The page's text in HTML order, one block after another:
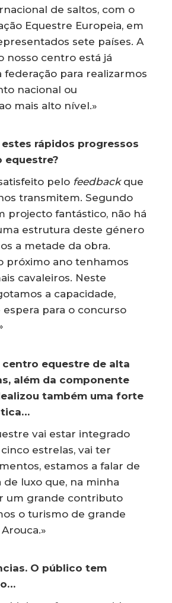
de saltos, com o
Equestre Europeia, em
sete países. A
nosso centro está já
federação para realizarmos
nacional ou
mais alto nível.»
rápidos progressos
equestre?
pelo feedbackque
transmitem. Segundo
projecto fantástico, não há
estrutura deste género
a metade da obra.
próximo ano tenhamos
cavaleiros. Neste
a capacidade,
para o concurso
equestre de alta
além da componente
também uma forte
vai estar integrado
estrelas, vai ter
estamos a falar de
luxo que, na minha
um grande contributo
o turismo de grande
O público tem